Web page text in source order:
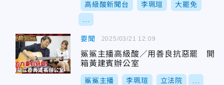
高級酸新聞台 李珮瑄 大罷免
要聞
鯊鯊主播高級酸／用善良抗惡罷 開
箱黃建賓辦公室
鯊鯊主播 李珮瑄 立法院
2025/03/21 12:09